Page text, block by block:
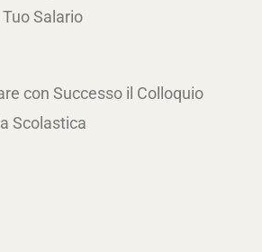
Salario
con Successo il Colloquio
Scolastica